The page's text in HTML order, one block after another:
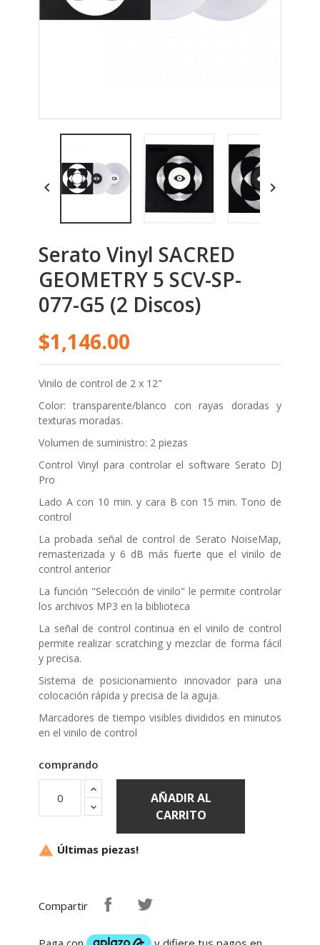
Serato Vinyl SACRED
GEOMETRY 5 SCV-SP-
077-G5 (2 Discos)
$1,146.00
Vinilo de control de 2 x 12"
Color: transparente/blanco con rayas doradas y
texturas moradas.
Volumen de suministro: 2 piezas
Control Vinyl para controlar el software Serato DJ
Pro
Lado A con 10 min. y cara B con 15 min. Tono de
control
La probada señal de control de Serato NoiseMap,
remasterizada y 6 dB más fuerte que el vinilo de
control anterior
La función "Selección de vinilo" le permite controlar
los archivos MP3 en la biblioteca
La señal de control continua en el vinilo de control
permite realizar scratching y mezclar de forma fácil
y precisa.
Sistema de posicionamiento innovador para una
colocación rápida y precisa de la aguja.
Marcadores de tiempo visibles divididos en minutos
en el vinilo de control
AÑADIR AL
CARRITO
Últimas piezas!